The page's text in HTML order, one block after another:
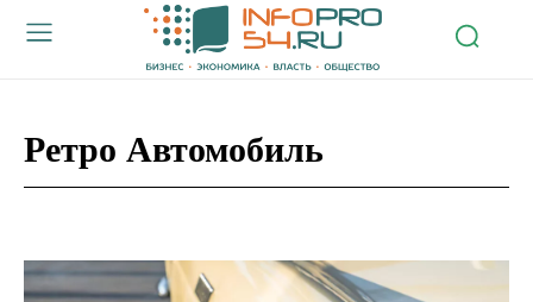
Ретро Автомобиль